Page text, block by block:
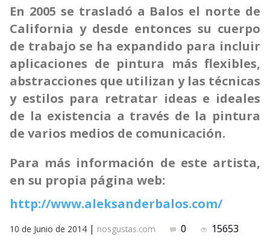
En 2005 se trasladó a Balos el norte de
California y desde entonces su cuerpo
de trabajo se ha expandido para incluir
aplicaciones de pintura más flexibles,
abstracciones que utilizan y las técnicas
y estilos para retratar ideas e ideales
de la existencia a través de la pintura
de varios medios de comunicación.
Para más información de este artista,
en su propia página web:
http://www.aleksanderbalos.com/
10 de Junio de 2014 | nosgustas.com 0 15653